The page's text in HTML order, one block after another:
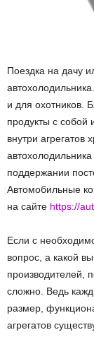
Поездка на дачу
автохолодильника.
и для охотников.
продукты с собой
внутри агрегатов
поддержании
Автомобильные
на сайте https://
Если с
вопрос, а какой
производителей,
сложно. Ведь
размер,
агрегатов